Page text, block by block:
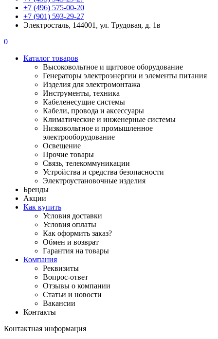
+7 (496) 575-00-20
+7 (901) 593-29-27
Электросталь, 144001, ул. Трудовая, д. 1в
0
Каталог товаров
Высоковольтное и щитовое оборудование
Генераторы электроэнергии и элементы питания
Изделия для электромонтажа
Инструменты, техника
Кабеленесущие системы
Кабели, провода и аксессуары
Климатические и инженерные системы
Низковольтное и промышленное
электрооборудование
Освещение
Прочие товары
Связь, телекоммуникации
Устройства и средства безопасности
Электроустановочные изделия
Бренды
Акции
Как купить
Условия доставки
Условия оплаты
Как оформить заказ?
Обмен и возврат
Гарантия на товары
Компания
Реквизиты
Вопрос-ответ
Отзывы о компании
Статьи и новости
Вакансии
Контакты
Контактная информация